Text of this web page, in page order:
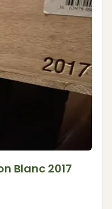
Blanc 2017